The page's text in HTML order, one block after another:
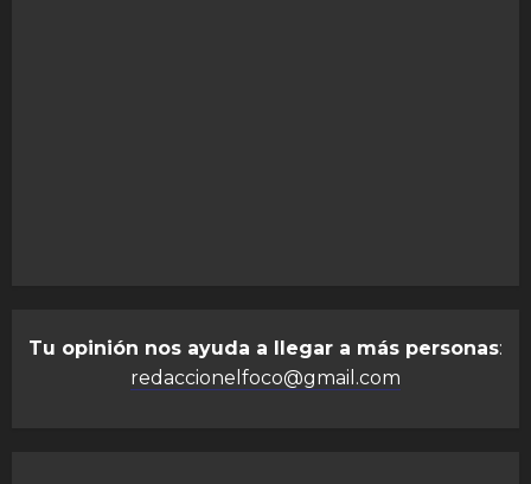
Tu opinión nos ayuda a llegar a más personas:
redaccionelfoco@gmail.com